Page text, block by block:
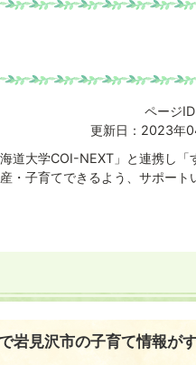
ページ
更新日：2023年
道大学COI-NEXT」と連携し「
・子育てできるよう、サポート
岩見沢市の子育て情報が